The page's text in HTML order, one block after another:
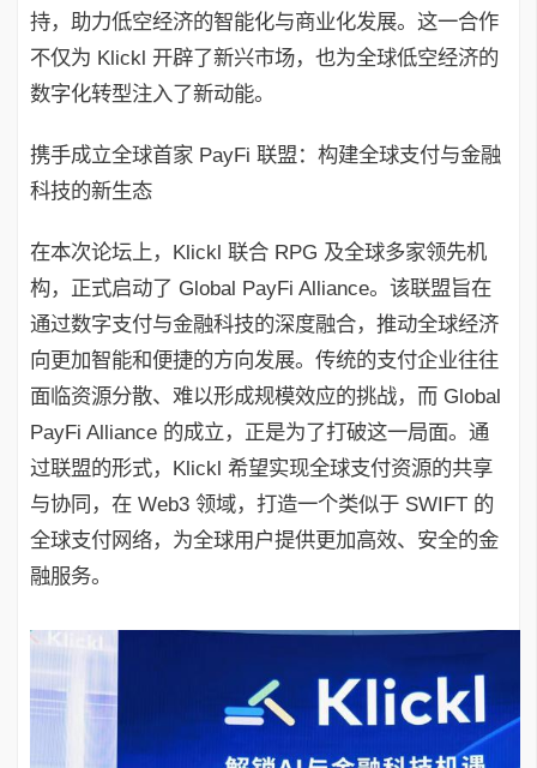
持，助力低空经济的智能化与商业化发展。这一合作
不仅为 Klickl 开辟了新兴市场，也为全球低空经济的
数字化转型注入了新动能。
携手成立全球首家 PayFi 联盟：构建全球支付与金融
科技的新生态
在本次论坛上，Klickl 联合 RPG 及全球多家领先机
构，正式启动了 Global PayFi Alliance。该联盟旨在
通过数字支付与金融科技的深度融合，推动全球经济
向更加智能和便捷的方向发展。传统的支付企业往往
面临资源分散、难以形成规模效应的挑战，而 Global
PayFi Alliance 的成立，正是为了打破这一局面。通
过联盟的形式，Klickl 希望实现全球支付资源的共享
与协同，在 Web3 领域，打造一个类似于 SWIFT 的
全球支付网络，为全球用户提供更加高效、安全的金
融服务。